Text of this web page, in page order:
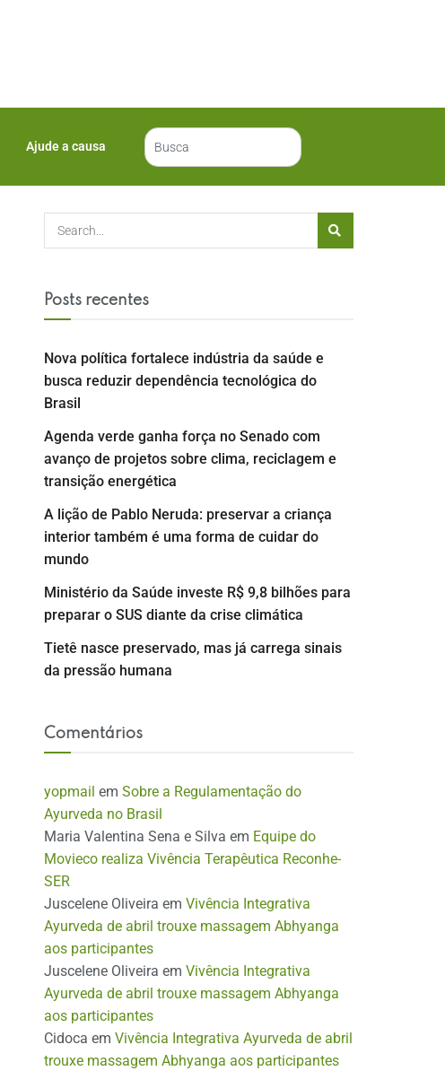
Ajude a causa
Posts recentes
Nova política fortalece indústria da saúde e
busca reduzir dependência tecnológica do
Brasil
Agenda verde ganha força no Senado com
avanço de projetos sobre clima, reciclagem e
transição energética
A lição de Pablo Neruda: preservar a criança
interior também é uma forma de cuidar do
mundo
Ministério da Saúde investe R$ 9,8 bilhões para
preparar o SUS diante da crise climática
Tietê nasce preservado, mas já carrega sinais
da pressão humana
Comentários
yopmail em Sobre a Regulamentação do
Ayurveda no Brasil
Maria Valentina Sena e Silva em Equipe do
Movieco realiza Vivência Terapêutica Reconhe-
SER
Juscelene Oliveira em Vivência Integrativa
Ayurveda de abril trouxe massagem Abhyanga
aos participantes
Juscelene Oliveira em Vivência Integrativa
Ayurveda de abril trouxe massagem Abhyanga
aos participantes
Cidoca em Vivência Integrativa Ayurveda de abril
trouxe massagem Abhyanga aos participantes